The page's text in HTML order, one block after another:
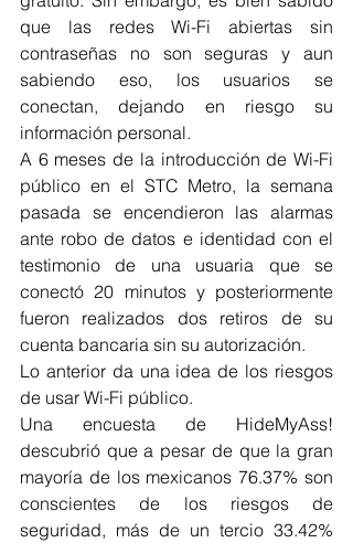
que las redes Wi-Fi abiertas sin
contraseñas no son seguras y aun
sabiendo eso, los usuarios se
conectan, dejando en riesgo su
información personal.
A 6 meses de la introducción de Wi-Fi
público en el STC Metro, la semana
pasada se encendieron las alarmas
ante robo de datos e identidad con el
testimonio de una usuaria que se
conectó 20 minutos y posteriormente
fueron realizados dos retiros de su
cuenta bancaria sin su autorización.
Lo anterior da una idea de los riesgos
de usar Wi-Fi público.
Una encuesta de HideMyAss!
descubrió que a pesar de que la gran
mayoría de los mexicanos 76.37% son
conscientes de los riesgos de
seguridad, más de un tercio 33.42%